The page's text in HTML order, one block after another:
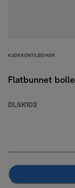
KJØKKENTILBEHØR
Flatbunnet bolle
DLSK103